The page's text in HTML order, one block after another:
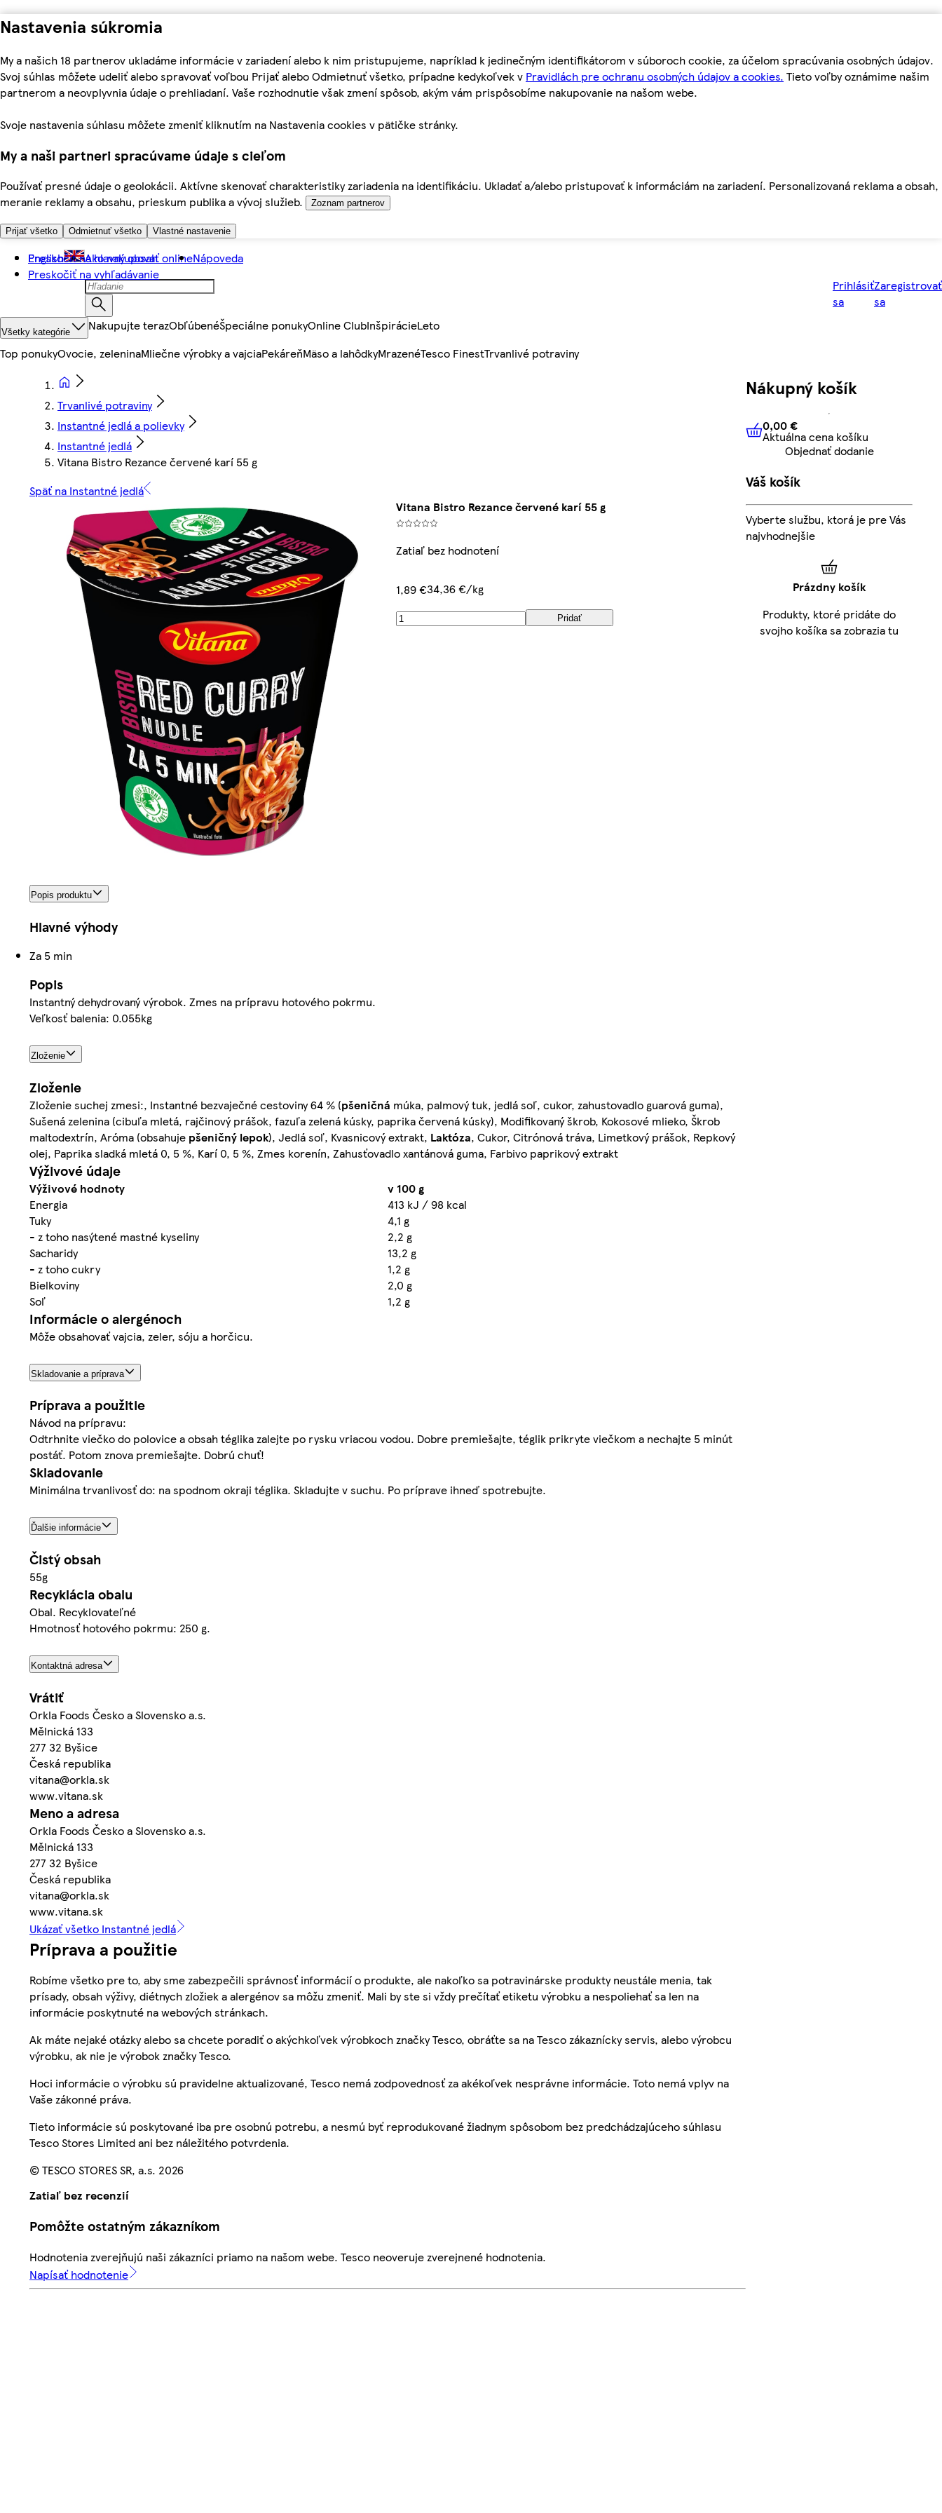
Nastavenia súkromia
My a našich 18 partnerov ukladáme informácie v zariadení alebo k nim pristupujeme, napríklad k jedinečným identifikátorom v súboroch cookie, za účelom spracúvania osobných údajov.
Svoj súhlas môžete udeliť alebo spravovať voľbou Prijať alebo Odmietnuť všetko, prípadne kedykoľvek v Pravidlách pre ochranu osobných údajov a cookies. Tieto voľby oznámime našim
partnerom a neovplyvnia údaje o prehliadaní. Vaše rozhodnutie však zmení spôsob, akým vám prispôsobíme nakupovanie na našom webe.
Svoje nastavenia súhlasu môžete zmeniť kliknutím na Nastavenia cookies v pätičke stránky.
My a naši partneri spracúvame údaje s cieľom
Používať presné údaje o geolokácii. Aktívne skenovať charakteristiky zariadenia na identifikáciu. Ukladať a/alebo pristupovať k informáciám na zariadení. Personalizovaná reklama a obsah,
meranie reklamy a obsahu, prieskum publika a vývoj služieb.
Zoznam partnerov
Prijať všetko Odmietnuť všetko Vlastné nastavenie
Preskočiť na hlavný obsah
Preskočiť na vyhľadávanie
English Ako nakupovať onlineNápoveda
Prihlásiť
sa
Zaregistrovať
sa
Všetky kategórie Nakupujte terazObľúbenéŠpeciálne ponukyOnline ClubInšpirácieLeto
Top ponukyOvocie, zeleninaMliečne výrobky a vajciaPekáreňMäso a lahôdkyMrazenéTesco FinestTrvanlivé potraviny
Trvanlivé potraviny
Instantné jedlá a polievky
Instantné jedlá
Vitana Bistro Rezance červené karí 55 g
Späť na Instantné jedlá
Vitana Bistro Rezance červené karí 55 g
Zatiaľ bez hodnotení
1,89 €34,36 €/kg
Pridať
Popis produktu
Hlavné výhody
Za 5 min
Popis
Instantný dehydrovaný výrobok. Zmes na prípravu hotového pokrmu.
Veľkosť balenia: 0.055kg
Zloženie
Zloženie
Zloženie suchej zmesi:, Instantné bezvaječné cestoviny 64 % (pšeničná múka, palmový tuk, jedlá soľ, cukor, zahustovadlo guarová guma),
Sušená zelenina (cibuľa mletá, rajčinový prášok, fazuľa zelená kúsky, paprika červená kúsky), Modifikovaný škrob, Kokosové mlieko, Škrob
maltodextrín, Aróma (obsahuje pšeničný lepok), Jedlá soľ, Kvasnicový extrakt, Laktóza, Cukor, Citrónová tráva, Limetkový prášok, Repkový
olej, Paprika sladká mletá 0, 5 %, Karí 0, 5 %, Zmes korenín, Zahusťovadlo xantánová guma, Farbivo paprikový extrakt
Výživové údaje
Výživové hodnoty
v 100 g
Energia
413 kJ / 98 kcal
Tuky
4,1 g
- z toho nasýtené mastné kyseliny
2,2 g
Sacharidy
13,2 g
- z toho cukry
1,2 g
Bielkoviny
2,0 g
Soľ
1,2 g
Informácie o alergénoch
Môže obsahovať vajcia, zeler, sóju a horčicu.
Skladovanie a príprava
Príprava a použitie
Návod na prípravu:
Odtrhnite viečko do polovice a obsah téglika zalejte po rysku vriacou vodou. Dobre premiešajte, téglik prikryte viečkom a nechajte 5 minút
postáť. Potom znova premiešajte. Dobrú chuť!
Skladovanie
Minimálna trvanlivosť do: na spodnom okraji téglika. Skladujte v suchu. Po príprave ihneď spotrebujte.
Ďalšie informácie
Čistý obsah
55g
Recyklácia obalu
Obal. Recyklovateľné
Hmotnosť hotového pokrmu: 250 g.
Kontaktná adresa
Vrátiť
Orkla Foods Česko a Slovensko a.s.
Mělnická 133
277 32 Byšice
Česká republika
vitana@orkla.sk
www.vitana.sk
Meno a adresa
Orkla Foods Česko a Slovensko a.s.
Mělnická 133
277 32 Byšice
Česká republika
vitana@orkla.sk
www.vitana.sk
Ukázať všetko Instantné jedlá
Príprava a použitie
Robíme všetko pre to, aby sme zabezpečili správnosť informácií o produkte, ale nakoľko sa potravinárske produkty neustále menia, tak
prísady, obsah výživy, diétnych zložiek a alergénov sa môžu zmeniť. Mali by ste si vždy prečítať etiketu výrobku a nespoliehať sa len na
informácie poskytnuté na webových stránkach.
Ak máte nejaké otázky alebo sa chcete poradiť o akýchkoľvek výrobkoch značky Tesco, obráťte sa na Tesco zákaznícky servis, alebo výrobcu
výrobku, ak nie je výrobok značky Tesco.
Hoci informácie o výrobku sú pravidelne aktualizované, Tesco nemá zodpovednosť za akékoľvek nesprávne informácie. Toto nemá vplyv na
Vaše zákonné práva.
Tieto informácie sú poskytované iba pre osobnú potrebu, a nesmú byť reprodukované žiadnym spôsobom bez predchádzajúceho súhlasu
Tesco Stores Limited ani bez náležitého potvrdenia.
© TESCO STORES SR, a.s. 2026
Zatiaľ bez recenzií
Pomôžte ostatným zákazníkom
Hodnotenia zverejňujú naši zákazníci priamo na našom webe. Tesco neoveruje zverejnené hodnotenia.
Napísať hodnotenie
Nákupný košík
0,00 € Aktuálna cena košíku
0,00 €
Aktuálna cena košíku
Objednať dodanie
Váš košík
Vyberte službu, ktorá je pre Vás
najvhodnejšie
Prázdny košík
Produkty, ktoré pridáte do
svojho košíka sa zobrazia tu